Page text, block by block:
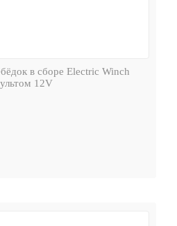
в сборе Electric Winch
12V